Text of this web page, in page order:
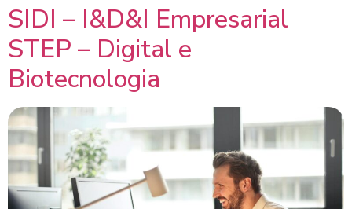
SIDI – I&D&I Empresarial
STEP – Digital e
Biotecnologia